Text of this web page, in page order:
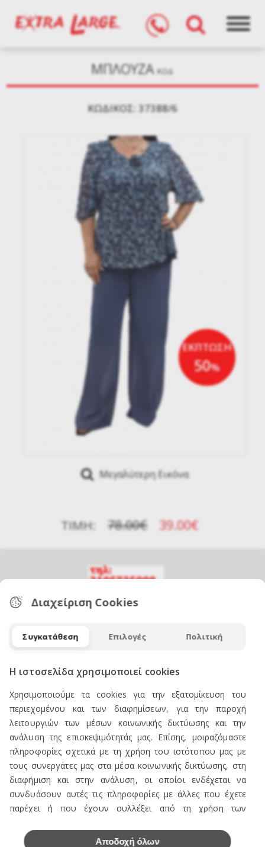
ΜΠΛΟΥΖΑΚΩΔ
KΩΔΙΚΌΣ: 37388/6
ΕΚΠΤΩΣΗ
50%
Μεγαλύτερη Εικόνα
ΤΙΜΉ: 78.00€ 39.00€
ΕΠΙΚΟΙΝΩΝΙΑ
ΠΡΟΪΟΝΤΑ
Πωλείται Εξοπλισμός καταστήματος ενδυμάτων
Ανδρική Ενδυση
Γυναικεία Ένδυση
Υποδήματα
Εσώρουχα Ανδρικά
Εσώρουχα Γυναικεία
Διαχείριση Cookies
Συγκατάθεση Επιλογές Πολιτική
Η ιστοσελίδα χρησιμοποιεί cookies
Χρησιμοποιούμε τα cookies για την εξατομίκευση του
περιεχομένου και των διαφημίσεων, για την παροχή
λειτουργιών των μέσων κοινωνικής δικτύωσης και την
ανάλυση της επισκεψιμότητάς μας. Επίσης, μοιραζόμαστε
πληροφορίες σχετικά με τη χρήση του ιστότοπου μας με
τους συνεργάτες μας στα μέσα κοινωνικής δικτύωσης, στη
διαφήμιση και στην ανάλυση, οι οποίοι ενδέχεται να
συνδυάσουν αυτές τις πληροφορίες με άλλες που έχετε
παρέχει ή που έχουν συλλέξει από τη χρήση των
Αποδοχή όλων